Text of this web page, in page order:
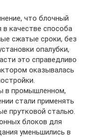
что блочный
качестве способа
сжатые сроки, без
опалубки,
это справедливо
оказывалась
в промышленном,
стали применять
прутковой сталью.
блоков для
уменьшились в